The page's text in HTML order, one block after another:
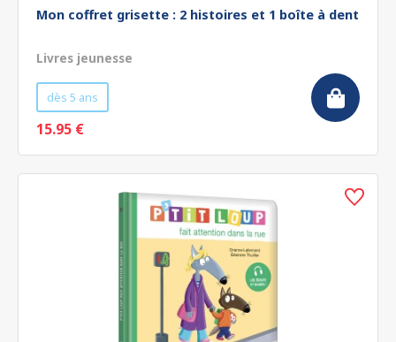
Mon coffret grisette : 2 histoires et 1 boîte à dent
Livres jeunesse
dès 5 ans
15.95 €